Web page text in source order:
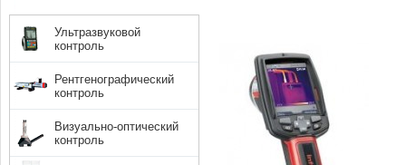
Ультразвуковой
контроль
Рентгенографический
контроль
Визуально-оптический
контроль